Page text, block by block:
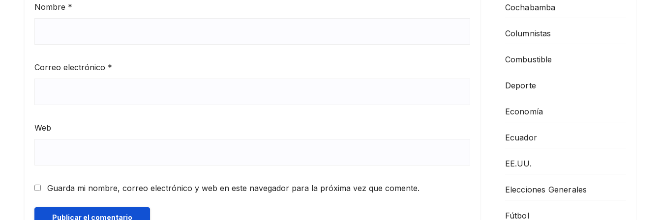
Nombre *
Correo electrónico *
Web
Guarda mi nombre, correo electrónico y web en este navegador para la próxima vez que comente.
Cochabamba
Columnistas
Combustible
Deporte
Economía
Ecuador
EE.UU.
Elecciones Generales
Fútbol